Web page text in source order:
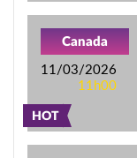
HOT
Canada
11/03/2026
11h00